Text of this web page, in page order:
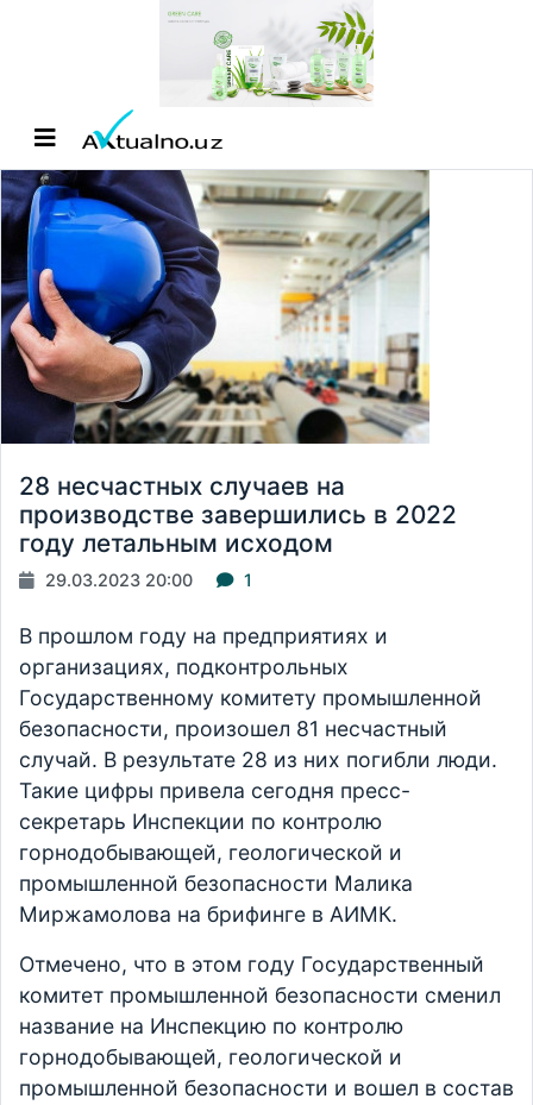
28 несчастных случаев на
производстве завершились в 2022
году летальным исходом
29.03.2023 20:00 1
В прошлом году на предприятиях и
организациях, подконтрольных
Государственному комитету промышленной
безопасности, произошел 81 несчастный
случай. В результате 28 из них погибли люди.
Такие цифры привела сегодня пресс-
секретарь Инспекции по контролю
горнодобывающей, геологической и
промышленной безопасности Малика
Миржамолова на брифинге в АИМК.
Отмечено, что в этом году Государственный
комитет промышленной безопасности сменил
название на Инспекцию по контролю
горнодобывающей, геологической и
промышленной безопасности и вошел в состав